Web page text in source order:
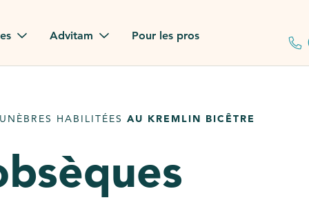
Advitam
Advitam dans la presse
Pour les pros
HABILITÉES AU KREMLIN BICÊTRE